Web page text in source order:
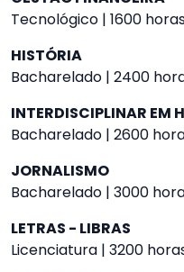
Tecnológico | 1600
HISTÓRIA
Bacharelado | 2400
INTERDISCIPLINAR EM
Bacharelado | 2600
JORNALISMO
Bacharelado | 3000
LETRAS - LIBRAS
Licenciatura | 3200